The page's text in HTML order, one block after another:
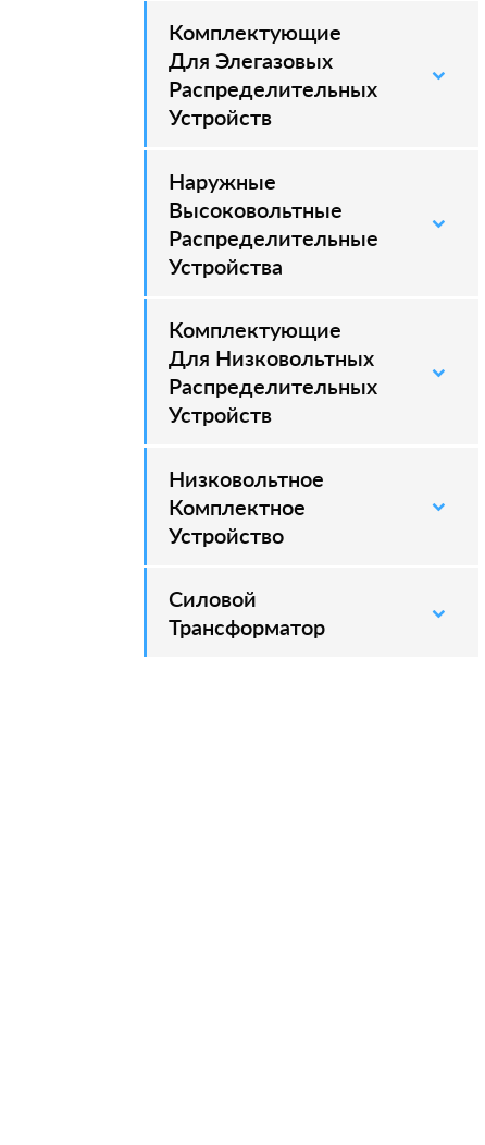
Комплектующие
Для Элегазовых
Распределительных
Устройств
–
Наружные
Высоковольтные
Распределительные
Устройства
–
Комплектующие
Для Низковольтных
Распределительных
Устройств
Низковольтное
Комплектное
Устройство
Силовой
Трансформатор
–